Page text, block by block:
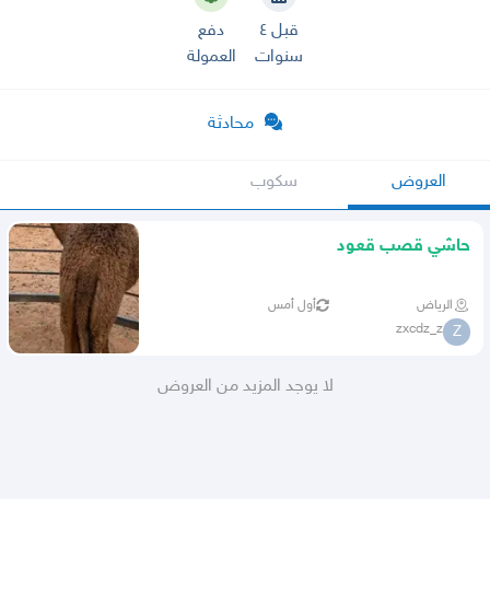
قبل ٤
سنوات
دفع
العمولة
محادثة
العروض سكوب
حاشي قصب قعود
الرياض أول أمس
Z
zxcdz_z
لا يوجد المزيد من العروض